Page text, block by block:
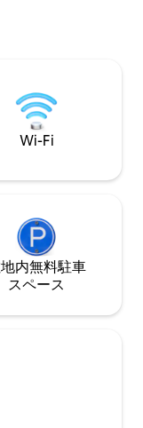
畔のコテージ
Wi-Fi
内無料駐⁠車
ス⁠ペ⁠ー⁠ス